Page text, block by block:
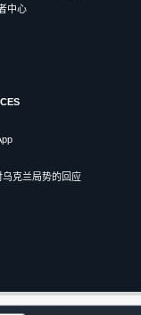
中心
乌克兰局势的回应